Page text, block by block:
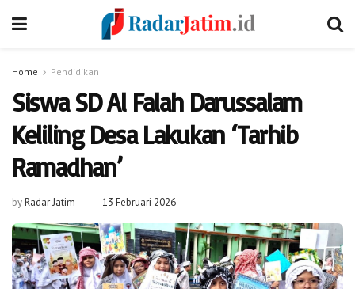
Home Pendidikan
Siswa SD Al Falah Darussalam
Keliling Desa Lakukan ‘Tarhib
Ramadhan’
byRadar Jatim 13 Februari 2026